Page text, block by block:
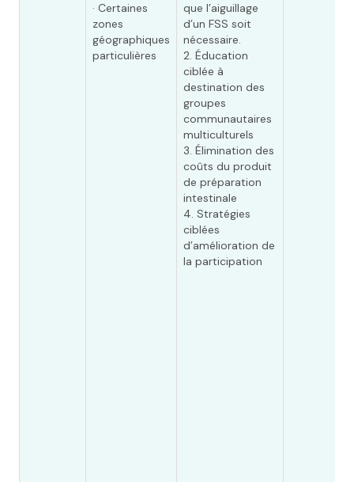
· Certaines
zones
géographiques
particulières
que l’aiguillage
d’un FSS soit
nécessaire.
2. Éducation
ciblée à
destination des
groupes
communautaires
multiculturels
3. Élimination des
coûts du produit
de préparation
intestinale
4. Stratégies
ciblées
d’amélioration de
la participation